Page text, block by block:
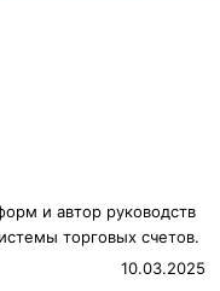
и автор руководств
торговых счетов.
10.03.2025